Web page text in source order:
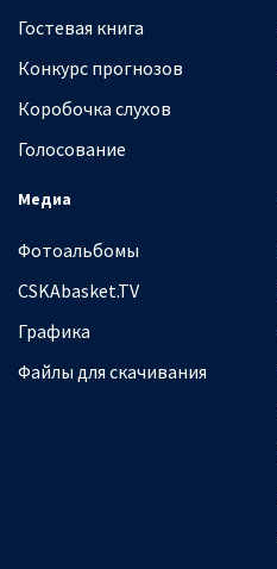
Гостевая книга
Конкурс прогнозов
Коробочка слухов
Голосование
Медиа
Фотоальбомы
CSKAbasket.TV
Графика
Файлы для скачивания